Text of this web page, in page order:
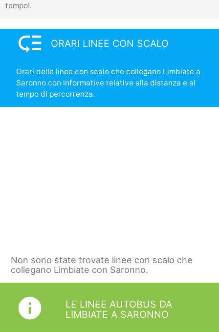
tempo!.
low_priority ORARI LINEE CON SCALO
Orari delle linee con scalo che collegano Limbiate a
Saronno con informative relative alla distanza e al
tempo di percorrenza.
Non sono state trovate linee con scalo che
collegano Limbiate con Saronno.
info
LE LINEE AUTOBUS DA
LIMBIATE A SARONNO